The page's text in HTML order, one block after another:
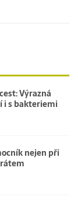
Výrazná
i s bakteriemi
nejen při